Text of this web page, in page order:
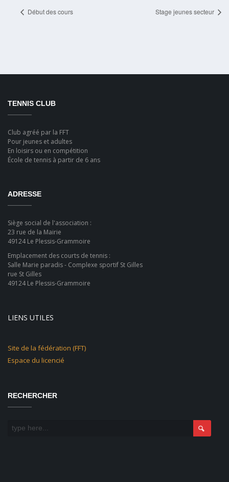
Début des cours Stage jeunes secteur
TENNIS CLUB
Club agréé par la FFT
Pour jeunes et adultes
En loisirs ou en compétition
École de tennis à partir de 6 ans
ADRESSE
Siège social de l'association :
23 rue de la Mairie
49124 Le Plessis-Grammoire
Emplacement des courts de tennis :
Salle Marie paradis - Complexe sportif St Gilles
rue St Gilles
49124 Le Plessis-Grammoire
LIENS UTILES
Site de la fédération (FFT)
Espace du licencié
RECHERCHER